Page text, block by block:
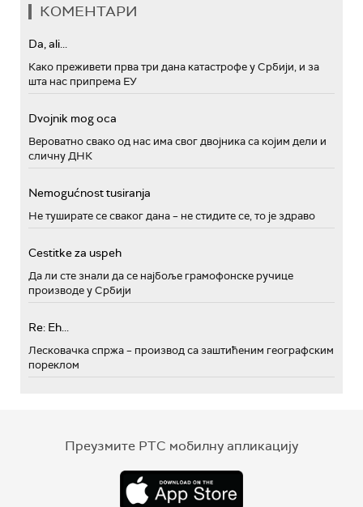
КОМЕНТАРИ
Da, ali...
Како преживети прва три дана катастрофе у Србији, и за
шта нас припрема ЕУ
Dvojnik mog oca
Вероватно свако од нас има свог двојника са којим дели и
сличну ДНК
Nemogućnost tusiranja
Не туширате се сваког дана – не стидите се, то је здраво
Cestitke za uspeh
Да ли сте знали да се најбоље грамофонске ручице
производе у Србији
Re: Eh...
Лесковачка спржа – производ са заштићеним географским
пореклом
Преузмите РТС мобилну апликацију